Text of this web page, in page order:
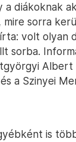
a diákoknak
sorra
volt olyan
sorba.
Albert
a Szinyei
is